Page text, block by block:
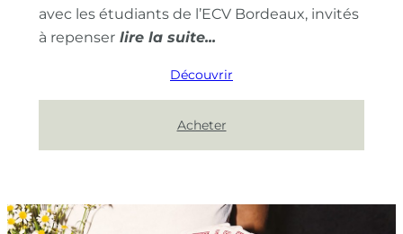
avec les étudiants de l’ECV Bordeaux, invités
à repenser
Découvrir
Acheter